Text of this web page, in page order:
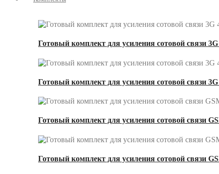
Готовый комплект для усиления сотовой связи
Готовый комплект для усиления сотовой связи
Готовый комплект для усиления сотовой связи
Готовый комплект для усиления сотовой связи